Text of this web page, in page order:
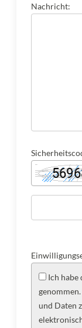
Nachricht:
Ich habe
und Daten